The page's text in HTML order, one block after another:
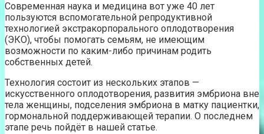
Современная наука и медицина вот уже 40 лет
пользуются вспомогательной репродуктивной
технологией экстракорпорального оплодотворения
(ЭКО), чтобы помогать семьям, не имеющим
возможности по каким-либо причинам родить
собственных детей.
Технология состоит из нескольких этапов —
искусственного оплодотворения, развития эмбриона вне
тела женщины, подселения эмбриона в матку пациентки,
гормональной поддерживающей терапии. О последнем
этапе речь пойдёт в нашей статье.